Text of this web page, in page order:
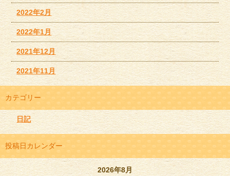
2022年2月
2022年1月
2021年12月
2021年11月
カテゴリー
日記
投稿日カレンダー
2026年8月